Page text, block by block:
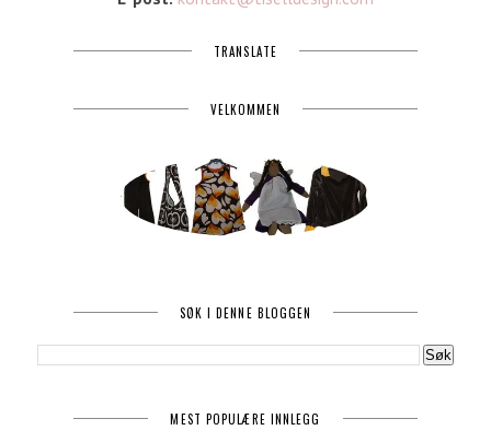
TRANSLATE
VELKOMMEN
SØK I DENNE BLOGGEN
MEST POPULÆRE INNLEGG